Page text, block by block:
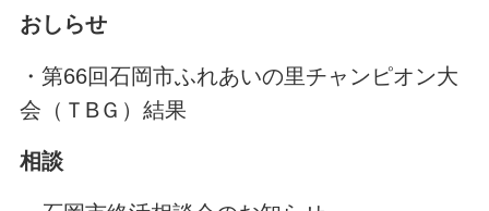
おしらせ
・第66回石岡市ふれあいの里チャンピオン大
会（ＴBＧ）結果
相談